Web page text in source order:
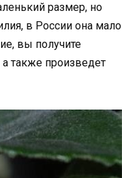
размер, но
в России она мало
вы получите
также произведет